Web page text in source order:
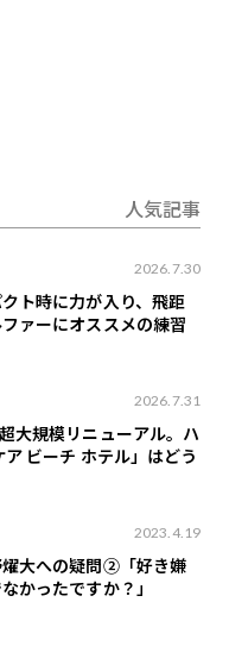
人気記事
2026.7.30
ト時に力が入り、飛距
ァーにオススメの練習
2026.7.31
大規模リニューアル。ハ
ビーチ ホテル」はどう
2023.4.19
大への疑問②「好き嫌
かったですか？」